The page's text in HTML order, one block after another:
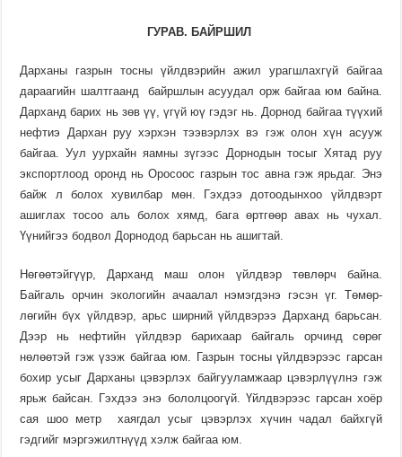
ГУРАВ. БАЙРШИЛ
Дарханы газрын тосны үйлд­вэрийн ажил урагшлахгүй байгаа
дараагийн шалтгаанд байршлын асуудал орж байгаа юм байна.
Дарханд барих нь зөв үү, үгүй юү гэдэг нь. Дорнод байгаа түүхий
нефтиэ Дархан руу хэрхэн тээвэр­лэх вэ гэж олон хүн асууж
байгаа. Уул уурхайн яамны зүгээс Дор­нодын тосыг Хятад руу
экспорт­лоод оронд нь Оросоос газрын тос авна гэж ярьдаг. Энэ
байж л болох хувилбар мөн. Гэхдээ дотоо­дын­хоо үйлдвэрт
ашиглах тосоо аль болох хямд, бага өртгөөр авах нь чухал.
Үүнийгээ бодвол Дорнодод барь­сан нь ашигтай.
Нөгөө­тэй­гүүр, Дар­ханд маш олон үйлдвэр төвлөрч байна.
Байгаль орчин экологийн ачаа­лал нэмэгдэнэ гэсэн үг. Төмөр­
лөгийн бүх үйлдвэр, арьс ширний үйлдвэрээ Дарханд барьсан.
Дээр нь нефтийн үйлд­вэр барихаар байгаль орчинд сөрөг
нөлөөтэй гэж үзэж байгаа юм. Газрын тосны үйлдвэрээс гар­сан
бохир усыг Дарханы цэвэрлэх байгуулам­жаар цэвэрлүүлнэ гэж
ярьж бай­сан. Гэхдээ энэ болол­цоогүй. Үйлдвэ­рээс гарсан хоёр
сая шоо метр хаягдал усыг цэвэр­лэх хүчин чадал байхгүй
гэдгийг мэргэжилт­нүүд хэлж байгаа юм.